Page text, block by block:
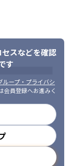
認することがで
場で、実務経験を
できます
スなどを確認
す
ループ・プライバシ
会員登録へお進みく